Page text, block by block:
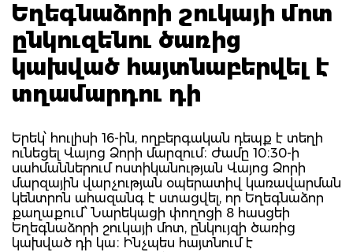
Եղեգնաձորի շուկայի մոտ
ընկուզենու ծառից
կախված հայտնաբերվել է
տղամարդու դի
Երեկ՝ հուլիսի 16-ին, ողբերգական դեպք է տեղի
ունեցել Վայոց Ձորի մարզում։ Ժամը 10։30-ի
սահմաններում ոստիկանության Վայոց Ձորի
մարզային վարչության օպերատիվ կառավարման
կենտրոն ահազանգ է ստացվել, որ Եղեգնաձոր
քաղաքում՝ Նարեկացի փողոցի 8 հասցեի
Եղեգնաձորի շուկայի մոտ, ընկույզի ծառից
կախված դի կա։ Ինչպես հայտնում է